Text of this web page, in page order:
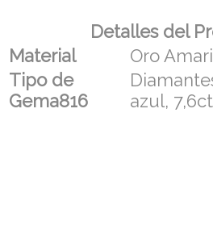
Detalles del
Material
Oro
Tipo de
Gema816
azul, 7,6ct